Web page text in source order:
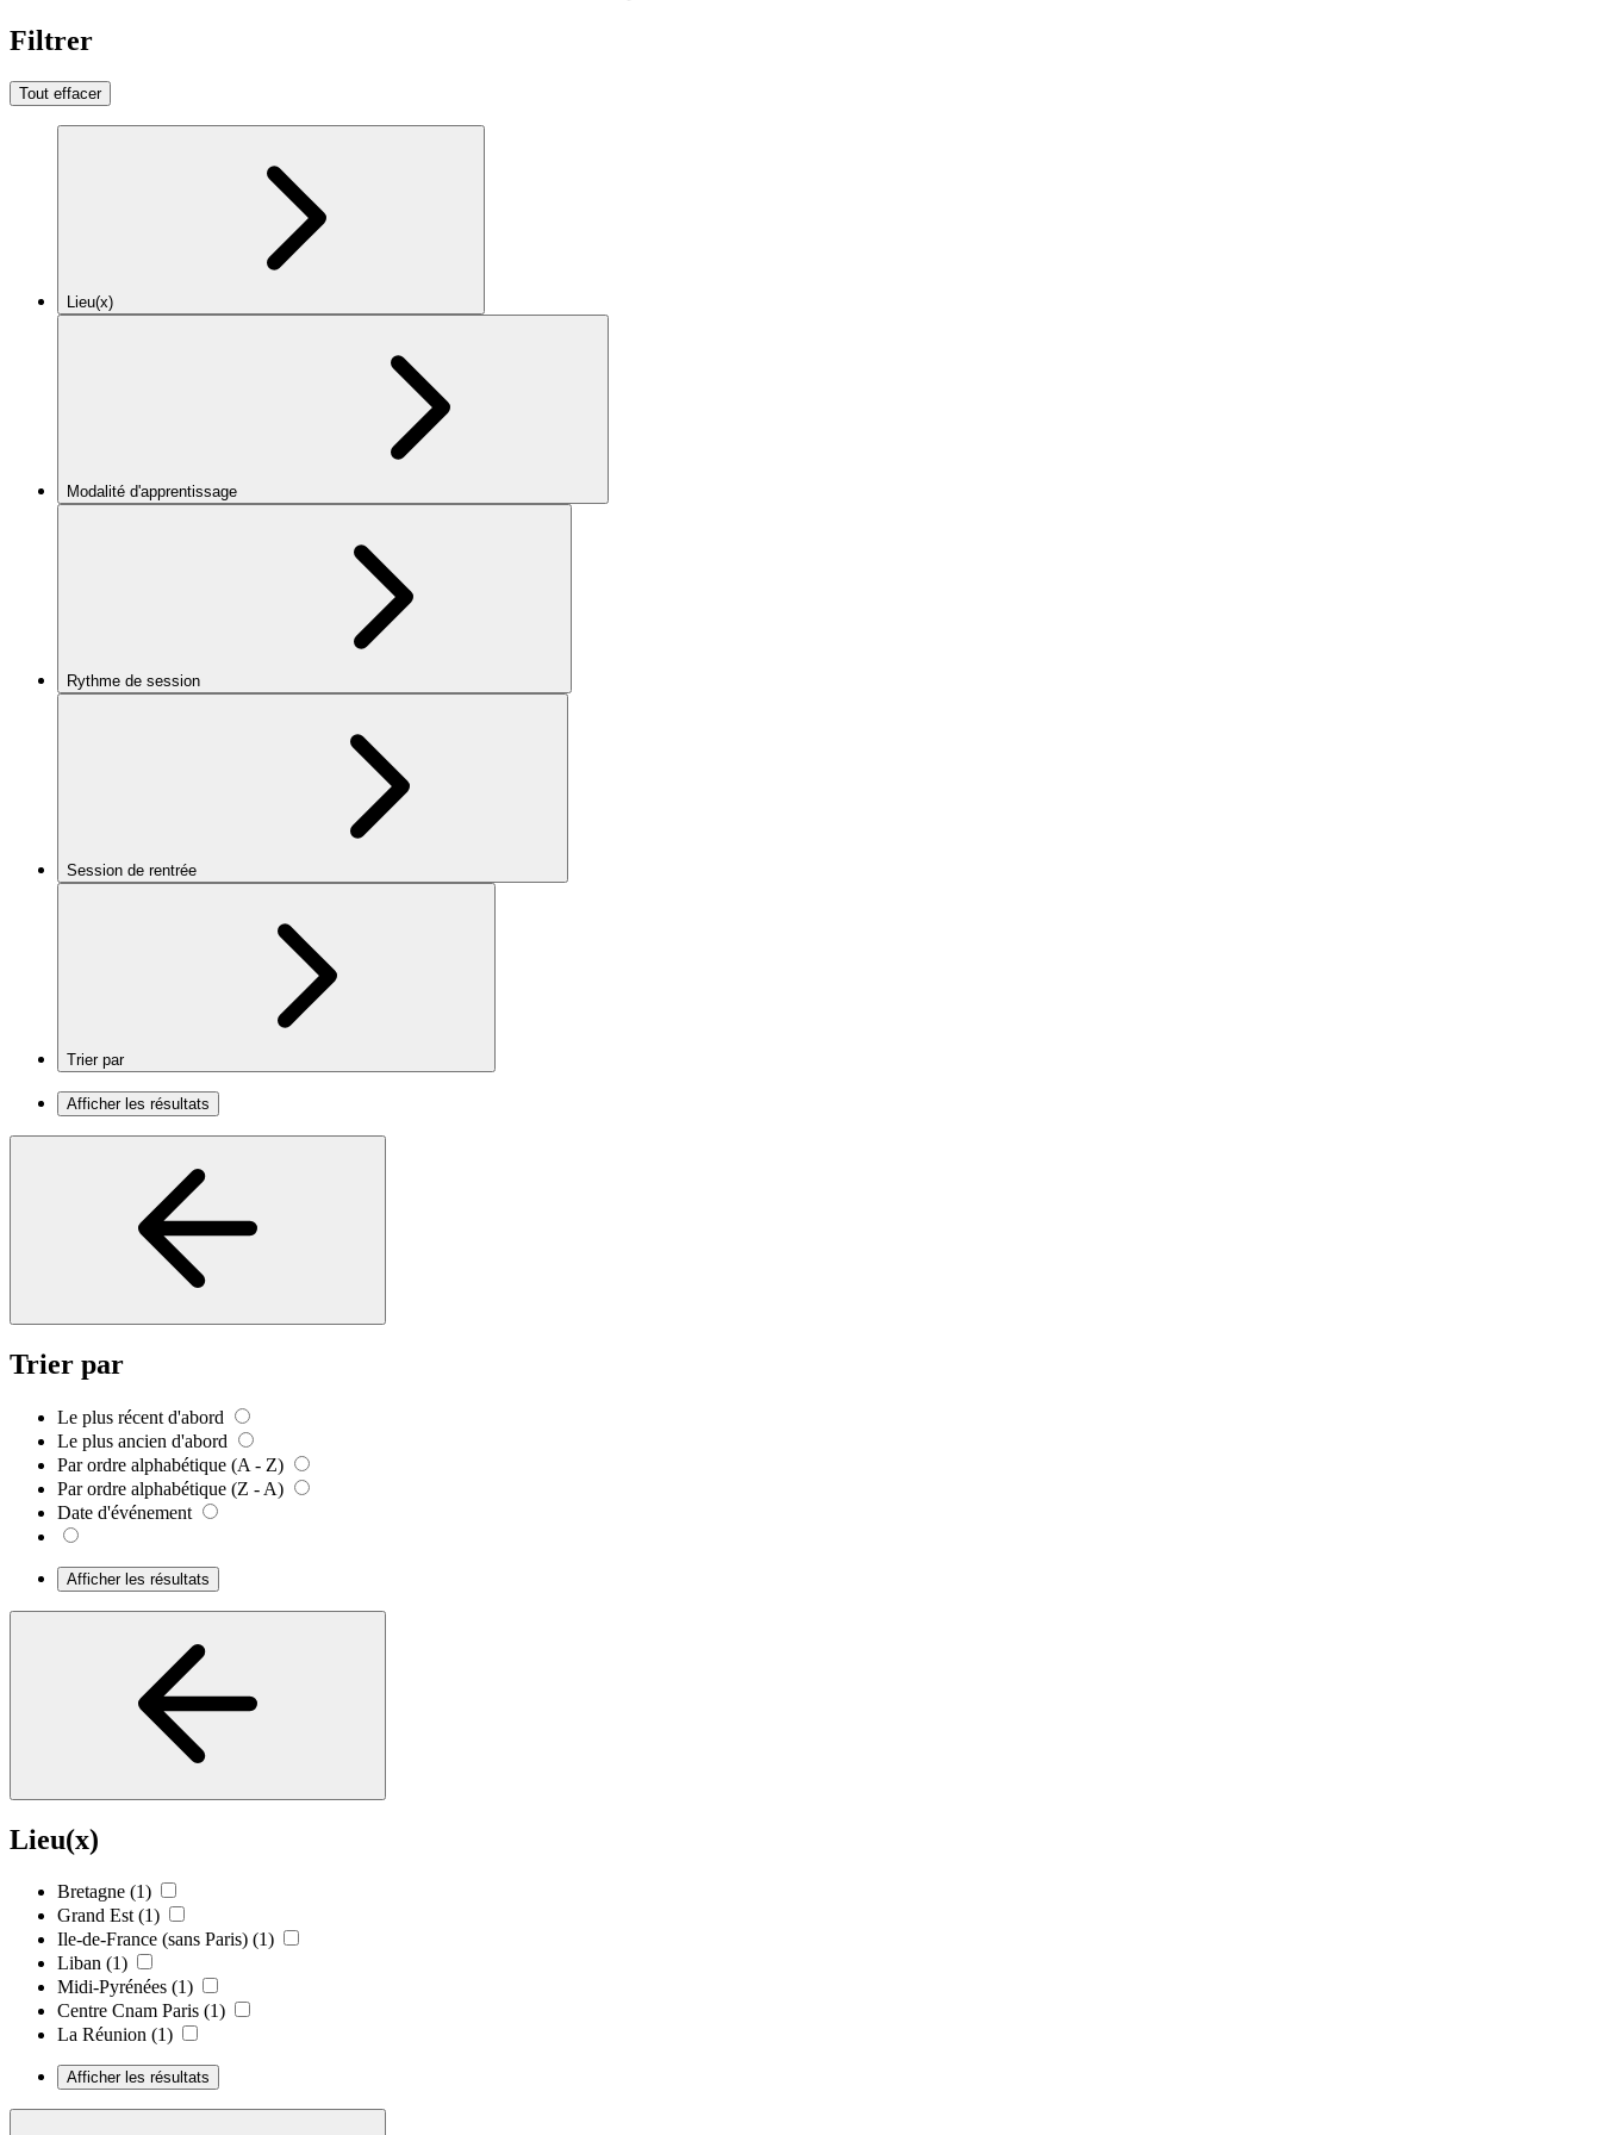
Filtrer
Tout effacer
Lieu(x)
Modalité d'apprentissage
Rythme de session
Session de rentrée
Trier par
Afficher les résultats
Trier par
Le plus récent d'abord
Le plus ancien d'abord
Par ordre alphabétique (A - Z)
Par ordre alphabétique (Z - A)
Date d'événement
Afficher les résultats
Lieu(x)
Bretagne (1)
Grand Est (1)
Ile-de-France (sans Paris) (1)
Liban (1)
Midi-Pyrénées (1)
Centre Cnam Paris (1)
La Réunion (1)
Afficher les résultats